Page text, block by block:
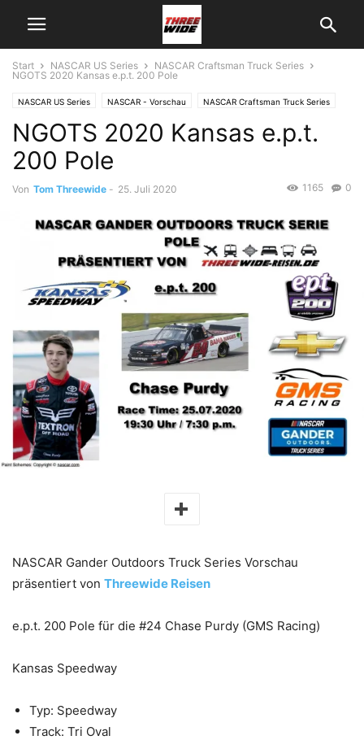
Start NASCAR US Series
NASCAR Craftsman Truck Series
NGOTS 2020 Kansas e.p.t. 200 Pole
NASCAR US Series NASCAR - Vorschau NASCAR Craftsman Truck Series
NGOTS 2020 Kansas e.p.t.
200 Pole
Von Tom Threewide - 25. Juli 2020 0
1165
NASCAR Gander Outdoors Truck Series Vorschau
präsentiert von Threewide Reisen
e.p.t. 200 Pole für die #24 Chase Purdy (GMS Racing)
Kansas Speedway
Typ: Speedway
Track: Tri Oval